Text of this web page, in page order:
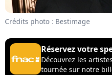
Crédits photo : Bestimage
Réservez votre
Découvrez les
tournée sur notre